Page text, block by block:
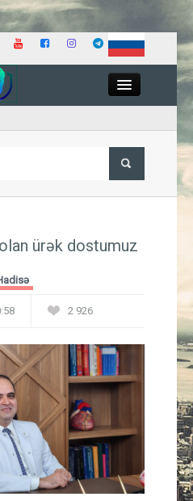
İqtisadiyyat
Güney Azərbaycan
Mədəniyyət
Müsahibə
ürək dostumuz
2 926